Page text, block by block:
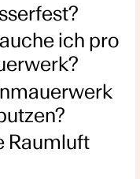
ich pro
Raumluft